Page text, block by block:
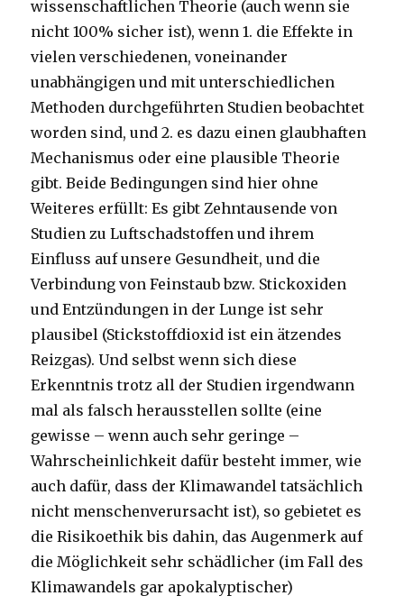
wissenschaftlichen Theorie (auch wenn sie
nicht 100% sicher ist), wenn 1. die Effekte in
vielen verschiedenen, voneinander
unabhängigen und mit unterschiedlichen
Methoden durchgeführten Studien beobachtet
worden sind, und 2. es dazu einen glaubhaften
Mechanismus oder eine plausible Theorie
gibt. Beide Bedingungen sind hier ohne
Weiteres erfüllt: Es gibt Zehntausende von
Studien zu Luftschadstoffen und ihrem
Einfluss auf unsere Gesundheit, und die
Verbindung von Feinstaub bzw. Stickoxiden
und Entzündungen in der Lunge ist sehr
plausibel (Stickstoffdioxid ist ein ätzendes
Reizgas). Und selbst wenn sich diese
Erkenntnis trotz all der Studien irgendwann
mal als falsch herausstellen sollte (eine
gewisse – wenn auch sehr geringe –
Wahrscheinlichkeit dafür besteht immer, wie
auch dafür, dass der Klimawandel tatsächlich
nicht menschenverursacht ist), so gebietet es
die Risikoethik bis dahin, das Augenmerk auf
die Möglichkeit sehr schädlicher (im Fall des
Klimawandels gar apokalyptischer)